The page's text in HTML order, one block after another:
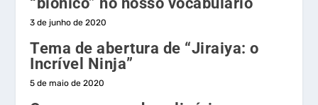
3 de junho de 2020
Tema de abertura de “Jiraiya: o
Incrível Ninja”
5 de maio de 2020